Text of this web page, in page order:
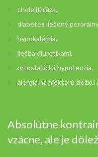
cholelithiáza,
diabetes liečený
hypokalémia,
liečba diuretikami,
ortostatická hypotenzia,
alergia na niektorú zložku
Absolútne
vzácne, ale je